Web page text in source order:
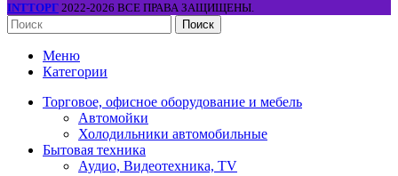
INTТОРГ 2022-2026 ВСЕ ПРАВА ЗАЩИЩЕНЫ.
Поиск
Меню
Категории
Торговое, офисное оборудование и мебель
Автомойки
Холодильники автомобильные
Бытовая техника
Аудио, Видеотехника, TV